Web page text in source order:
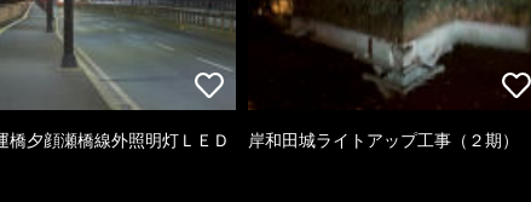
橋夕顔瀬橋線外照明灯ＬＥＤ 岸和田城ライトアップ工事（２期）